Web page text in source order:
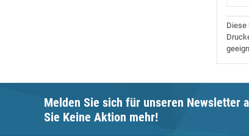
Diese
Melden Sie sich für unseren Newsletter
Sie Keine Aktion mehr!